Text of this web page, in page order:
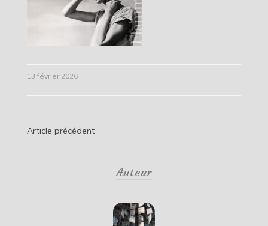
13 février 2026
Navigation
Article précédent
Auteur